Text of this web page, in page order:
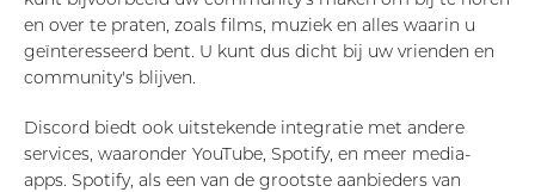
en over te praten, zoals films, muziek en alles waarin u
geïnteresseerd bent. U kunt dus dicht bij uw vrienden en
community's blijven.
Discord biedt ook uitstekende integratie met andere
services, waaronder YouTube, Spotify, en meer media-
apps. Spotify, als een van de grootste aanbieders van